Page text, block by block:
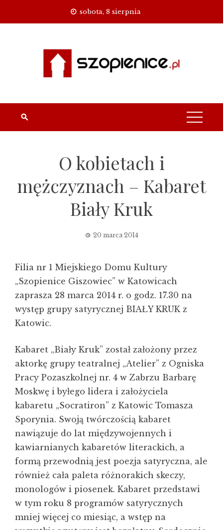
sobota, 8 sierpnia
O kobietach i
mężczyznach – Kabaret
Biały Kruk
20 marca 2014
Filia nr 1 Miejskiego Domu Kultury
„Szopienice Giszowiec” w Katowicach
zaprasza 28 marca 2014 r. o godz. 17.30 na
występ grupy satyrycznej BIAŁY KRUK z
Katowic.
Kabaret „Biały Kruk” został założony przez
aktorkę grupy teatralnej „Atelier” z Ogniska
Pracy Pozaszkolnej nr. 4 w Zabrzu Barbarę
Moskwę i byłego lidera i założyciela
kabaretu „Socratiron” z Katowic Tomasza
Sporynia. Swoją twórczością kabaret
nawiązuje do lat międzywojennych i
kawiarnianych kabaretów literackich, a
formą przewodnią jest poezja satyryczna, ale
również cała paleta różnorakich skeczy,
monologów i piosenek. Kabaret przedstawi
w tym roku 8 programów satyrycznych
mniej więcej co miesiąc, a wstęp na